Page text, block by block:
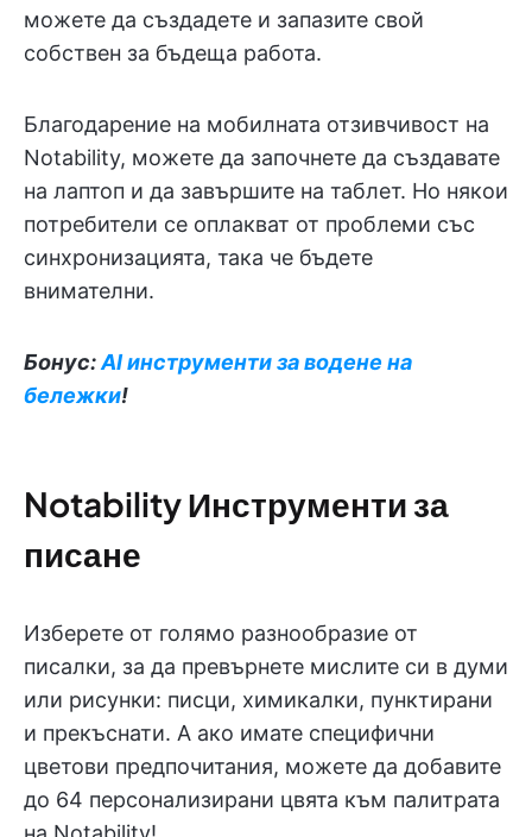
можете да създадете и запазите свой
собствен за бъдеща работа.
Благодарение на мобилната отзивчивост на
Notability, можете да започнете да създавате
на лаптоп и да завършите на таблет. Но някои
потребители се оплакват от проблеми със
синхронизацията, така че бъдете
внимателни.
Бонус:AI инструменти за водене на
бележки!
Notability Инструменти за
писане
Изберете от голямо разнообразие от
писалки, за да превърнете мислите си в думи
или рисунки: писци, химикалки, пунктирани
и прекъснати. А ако имате специфични
цветови предпочитания, можете да добавите
до 64 персонализирани цвята към палитрата